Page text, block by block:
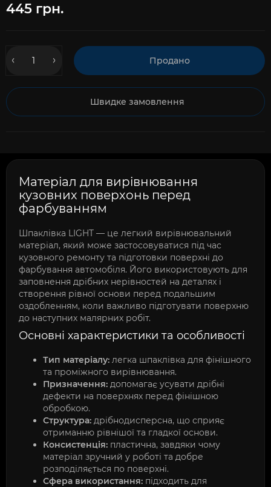
445 грн.
Продано
Швидке замовлення
Матеріал для вирівнювання
кузовних поверхонь перед
фарбуванням
Шпаклівка LIGHT — це легкий вирівнювальний
матеріал, який може застосовуватися під час
кузовного ремонту та підготовки поверхні до
фарбування автомобіля. Його використовують для
заповнення дрібних нерівностей на деталях і
створення рівної основи перед подальшим
оздобленням, коли важливо підготувати поверхню
до наступних малярних робіт.
Основні характеристики та особливості
Тип матеріалу: легка шпаклівка для фінішного
та проміжного вирівнювання.
Призначення: допомагає усувати дрібні
дефекти на поверхнях перед фінішною
обробкою.
Структура: дрібнодисперсна, що сприяє
отриманню рівнішої та гладкої основи.
Консистенція: пластична, завдяки чому
матеріал зручний у роботі та добре
розподіляється по поверхні.
Сфера використання: підходить для